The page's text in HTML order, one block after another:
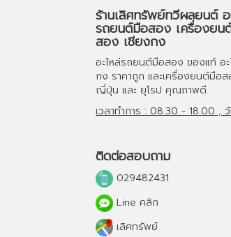
ร้านเลิศทรัพย์ทวีผลยนต์ อ
รถยนต์มือสอง เครื่องยน
สอง เชียงกง
อะไหล่รถยนต์มือสอง ของแท้ อ
กง ราคาถูก และเครื่องยนต์มือส
ญี่ปุ่น และ ยุโรป คุณภาพดี
เวลาทำการ : 08.30 - 18.00 ,
ติดต่อสอบถาม
029482431
Line คลิก
เลิศทรัพย์